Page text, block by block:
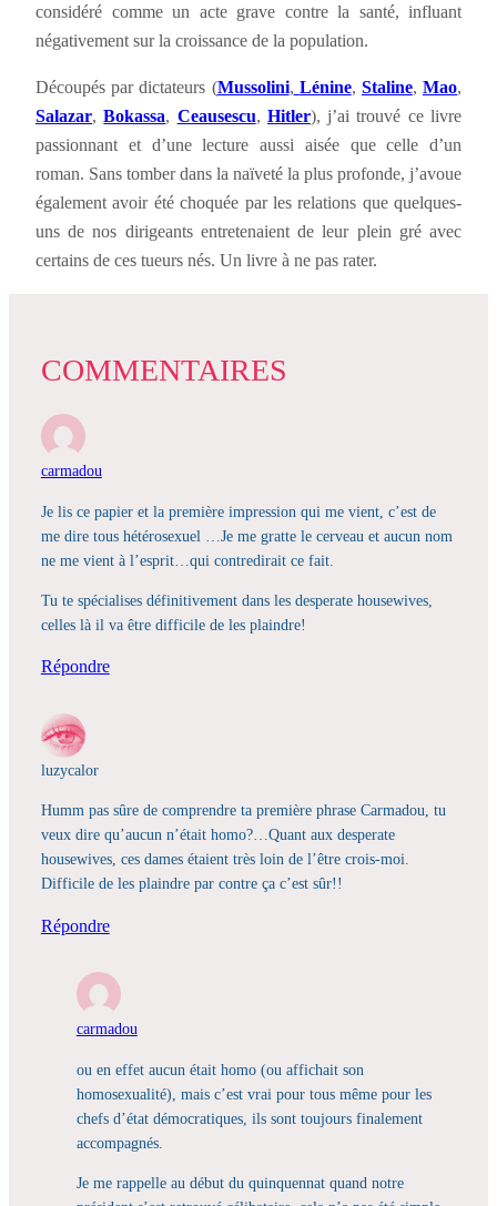
considéré comme un acte grave contre la santé, influant
négativement sur la croissance de la population.
Découpés par dictateurs (Mussolini, Lénine, Staline,Mao,
Salazar,Bokassa, Ceausescu, Hitler), j’ai trouvé ce livre
passionnant et d’une lecture aussi aisée que celle d’un
roman. Sans tomber dans la naïveté la plus profonde, j’avoue
également avoir été choquée par les relations que quelques-
uns de nos dirigeants entretenaient de leur plein gré avec
certains de ces tueurs nés. Un livre à ne pas rater.
COMMENTAIRES
carmadou
Je lis ce papier et la première impression qui me vient, c’est de
me dire tous hétérosexuel …Je me gratte le cerveau et aucun nom
ne me vient à l’esprit…qui contredirait ce fait.
Tu te spécialises définitivement dans les desperate housewives,
celles là il va être difficile de les plaindre!
Répondre
luzycalor
Humm pas sûre de comprendre ta première phrase Carmadou, tu
veux dire qu’aucun n’était homo?…Quant aux desperate
housewives, ces dames étaient très loin de l’être crois-moi.
Difficile de les plaindre par contre ça c’est sûr!!
Répondre
carmadou
ou en effet aucun était homo (ou affichait son
homosexualité), mais c’est vrai pour tous même pour les
chefs d’état démocratiques, ils sont toujours finalement
accompagnés.
Je me rappelle au début du quinquennat quand notre